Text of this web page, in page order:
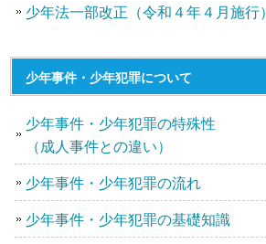
少年法一部改正（令和４年４月施行）
少年事件・少年犯罪について
少年事件・少年犯罪の特殊性
（成人事件との違い）
少年事件・少年犯罪の流れ
少年事件・少年犯罪の基礎知識